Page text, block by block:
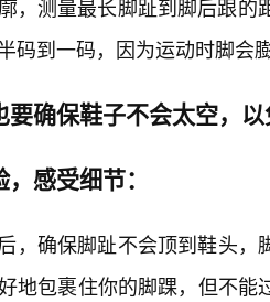
，测量最长脚趾到脚后跟
码到一码，因为运动时脚会
要确保鞋子不会太空，
感受细节：
，确保脚趾不会顶到鞋头
地包裹住你的脚踝，但不